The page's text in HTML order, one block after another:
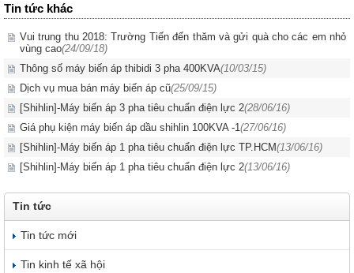
Tin tức khác
Vui trung thu 2018: Trường Tiến đến thăm và gửi quà cho các em nhỏ
vùng cao(24/09/18)
Thông số máy biến áp thibidi 3 pha 400KVA(10/03/15)
Dịch vụ mua bán máy biến áp cũ(25/09/15)
[Shihlin]-Máy biến áp 3 pha tiêu chuẩn điện lực 2(28/06/16)
Giá phụ kiện máy biến áp dầu shihlin 100KVA -1(27/06/16)
[Shihlin]-Máy biến áp 1 pha tiêu chuẩn điện lực TP.HCM(13/06/16)
[Shihlin]-Máy biến áp 1 pha tiêu chuẩn điện lực 2(13/06/16)
Tin tức
Tin tức mới
Tin kinh tế xã hội